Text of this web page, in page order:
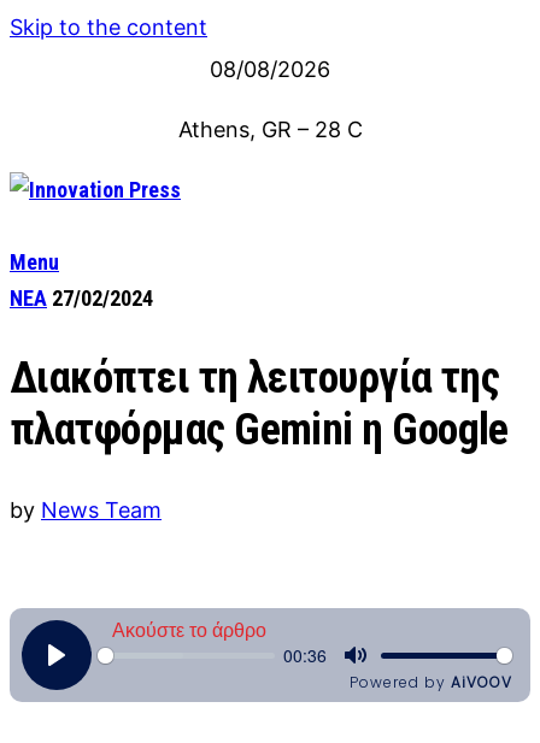
Skip to the content
08/08/2026
Athens, GR – 28 C
Menu
ΝΕΑ 27/02/2024
Διακόπτει τη λειτουργία της
πλατφόρμας Gemini η Google
by News Team